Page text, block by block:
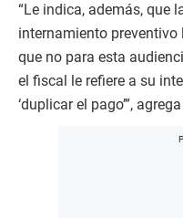
“Le indica, además, que
internamiento preventivo
que no para esta
el fiscal le refiere a su
‘duplicar el pago’”,